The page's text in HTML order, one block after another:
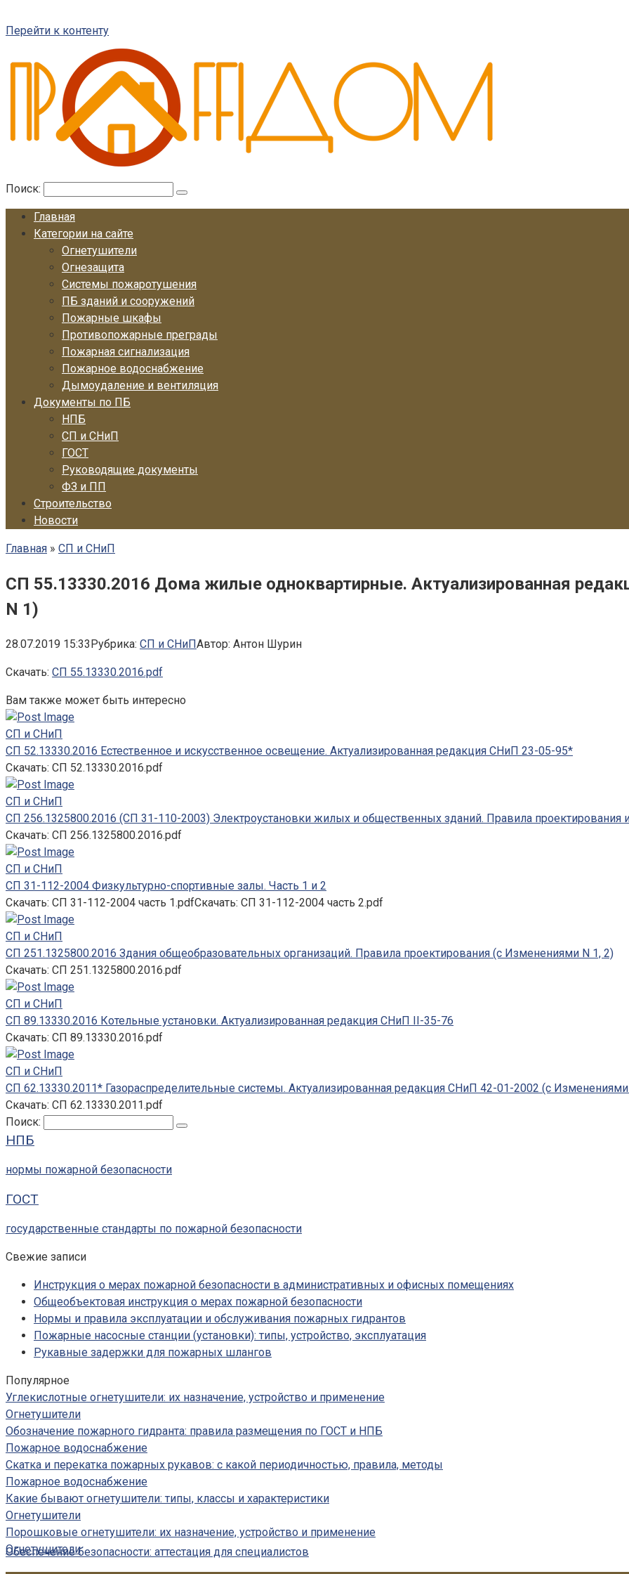
Перейти к контенту
Поиск:
Главная
Категории на сайте
Огнетушители
Огнезащита
Системы пожаротушения
ПБ зданий и сооружений
Пожарные шкафы
Противопожарные преграды
Пожарная сигнализация
Пожарное водоснабжение
Дымоудаление и вентиляция
Документы по ПБ
НПБ
СП и СНиП
ГОСТ
Руководящие документы
ФЗ и ПП
Строительство
Новости
Главная » СП и СНиП
СП 55.13330.2016 Дома жилые одноквартирные. Актуализированная
N 1)
28.07.2019 15:33Рубрика: СП и СНиПАвтор: Антон Шурин
Скачать: СП 55.13330.2016.pdf
Вам также может быть интересно
СП и СНиП
СП 52.13330.2016 Естественное и искусственное освещение. Актуализированная редакция СНиП 23-05-95*
Скачать: СП 52.13330.2016.pdf
СП и СНиП
СП 256.1325800.2016 (СП 31-110-2003) Электроустановки жилых и общественных зданий. Правила проектирования
Скачать: СП 256.1325800.2016.pdf
СП и СНиП
СП 31-112-2004 Физкультурно-спортивные залы. Часть 1 и 2
Скачать: СП 31-112-2004 часть 1.pdfСкачать: СП 31-112-2004 часть 2.pdf
СП и СНиП
СП 251.1325800.2016 Здания общеобразовательных организаций. Правила проектирования (с Изменениями N 1, 2)
Скачать: СП 251.1325800.2016.pdf
СП и СНиП
СП 89.13330.2016 Котельные установки. Актуализированная редакция СНиП II-35-76
Скачать: СП 89.13330.2016.pdf
СП и СНиП
СП 62.13330.2011* Газораспределительные системы. Актуализированная редакция СНиП 42-01-2002 (с Изменениями
Скачать: СП 62.13330.2011.pdf
Поиск:
НПБ
нормы пожарной безопасности
ГОСТ
государственные стандарты по пожарной безопасности
Свежие записи
Инструкция о мерах пожарной безопасности в административных и офисных помещениях
Общеобъектовая инструкция о мерах пожарной безопасности
Нормы и правила эксплуатации и обслуживания пожарных гидрантов
Пожарные насосные станции (установки): типы, устройство, эксплуатация
Рукавные задержки для пожарных шлангов
Популярное
Углекислотные огнетушители: их назначение, устройство и применение
Огнетушители
Обозначение пожарного гидранта: правила размещения по ГОСТ и НПБ
Пожарное водоснабжение
Скатка и перекатка пожарных рукавов: с какой периодичностью, правила, методы
Пожарное водоснабжение
Какие бывают огнетушители: типы, классы и характеристики
Огнетушители
Порошковые огнетушители: их назначение, устройство и применение
Огнетушители
Обеспечение безопасности: аттестация для специалистов